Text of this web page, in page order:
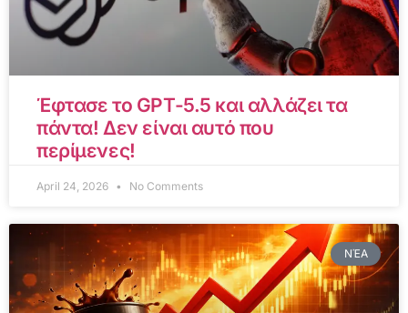
Έφτασε το GPT-5.5 και αλλάζει τα
πάντα! Δεν είναι αυτό που
περίμενες!
April 24, 2026 No Comments
ΝΈΑ